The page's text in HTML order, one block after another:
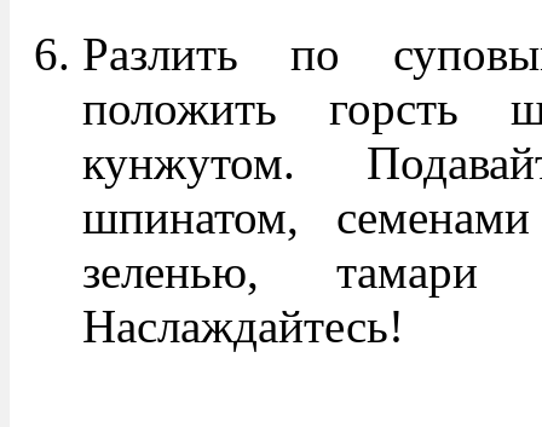
Разлить по
положить горсть
кунжутом.
шпинатом,
зеленью,
Наслаждайтесь!